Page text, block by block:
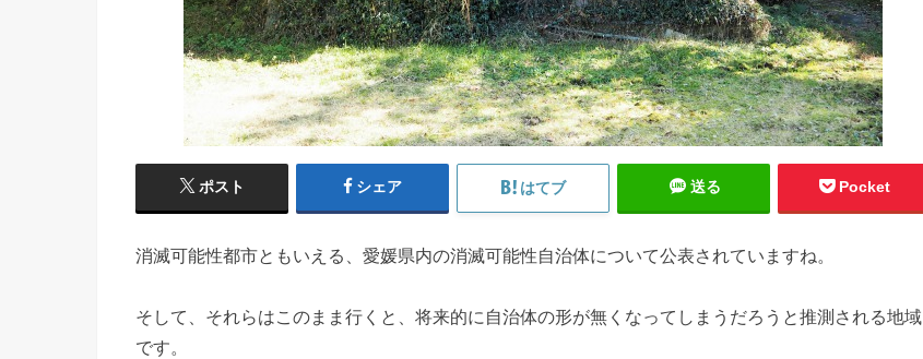
ポスト シェア はてブ 送る Pocket
消滅可能性都市ともいえる、愛媛県内の消滅可能性自治体について公表されていますね。
そして、それらはこのまま行くと、将来的に自治体の形が無くなってしまうだろうと推測される地域
です。